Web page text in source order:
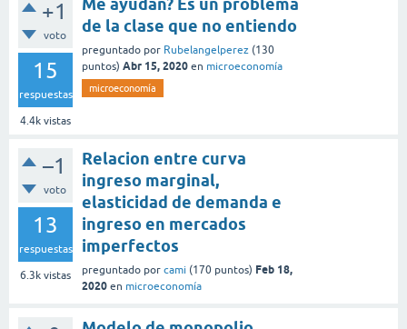
+1
voto
15
respuestas
4.4k vistas
Me ayudan? Es un problema
de la clase que no entiendo
preguntado por Rubelangelperez (130
puntos) Abr 15, 2020 en microeconomía
microeconomía
–1
voto
13
respuestas
6.3k vistas
Relacion entre curva
ingreso marginal,
elasticidad de demanda e
ingreso en mercados
imperfectos
preguntado por cami (170 puntos) Feb 18,
2020 en microeconomía